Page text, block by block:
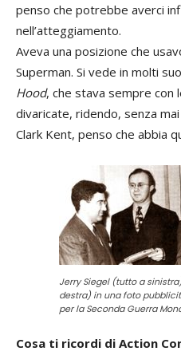
penso che potrebbe averci
nell’atteggiamento.
Aveva una posizione che
Superman. Si vede in molti
Hood, che stava sempre con
divaricate, ridendo, senza
Clark Kent, penso che abbia
Jerry Siegel (tutto a
destra) in una foto
per la Seconda Guerra
Cosa ti ricordi di Action